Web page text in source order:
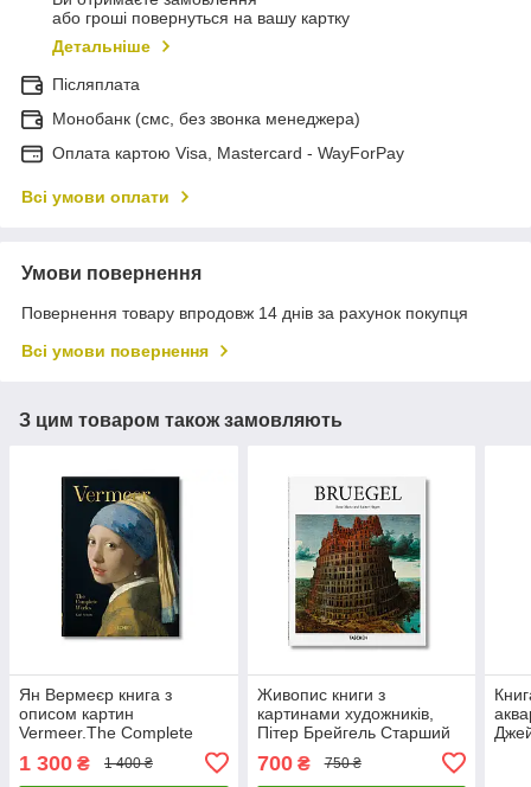
або гроші повернуться на вашу картку
Детальніше
Післяплата
Монобанк (смс, без звонка менеджера)
Оплата картою Visa, Mastercard - WayForPay
Всі умови оплати
Умови повернення
Повернення товару впродовж 14 днів за рахунок покупця
Всі умови повернення
З цим товаром також замовляють
Ян Вермеєр книга з
описом картин
Vermeer.The Complete
Works. Karl Schutz Великі
художники книги про
1 300 ₴ 1 400 ₴
Живопис книги з
картинами художників,
Пітер Брейгель Старший
Marie Hagen, Taschen
700₴ 750 ₴